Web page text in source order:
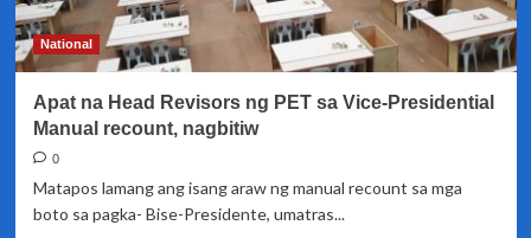
Camarines
Sur
nadiskubreng
shaded
na
kay
VP
National
Apat na Head Revisors ng PET sa Vice-Presidential
Manual recount, nagbitiw
0
Matapos lamang ang isang araw ng manual recount sa mga
boto sa pagka- Bise-Presidente, umatras...